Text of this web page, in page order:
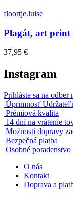
floortje.luise
Plagát, art
37,95 €
Instagram
Prihláste sa na odber
Úprimnosť
Prémiová kvalita
14 dní na vrátenie
Možnosti dopravy
Bezpečná platba
Osobné poradenstvo
O nás
Kontakt
Doprava a